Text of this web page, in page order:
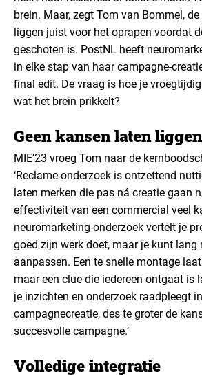
brein. Maar, zegt Tom van Bommel,
liggen juist voor het oprapen voordat
geschoten is. PostNL heeft
in elke stap van haar campagne-
final edit. De vraag is hoe je
wat het brein prikkelt?
Geen kansen laten liggen
MIE’23 vroeg Tom naar de
‘Reclame-onderzoek is ontzettend
laten merken die pas ná creatie gaan
effectiviteit van een commercial veel
neuromarketing-onderzoek vertelt je
goed zijn werk doet, maar je kunt lang
aanpassen. Een te snelle montage
maar een clue die iedereen ontgaat is
je inzichten en onderzoek raadpleegt
campagnecreatie, des te groter de
succesvolle campagne.’
Volledige integratie